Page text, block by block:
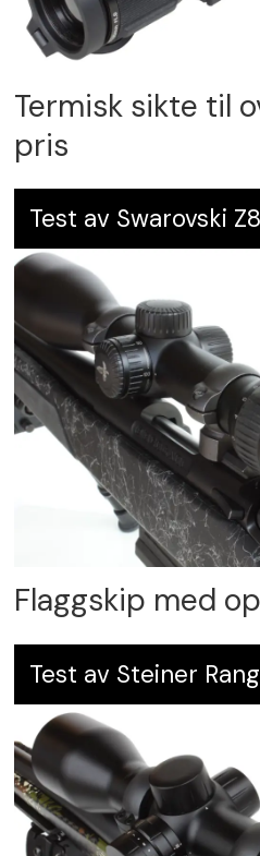
Termisk sikte til
pris
Test av Swarovski
Flaggskip med
Test av Steiner